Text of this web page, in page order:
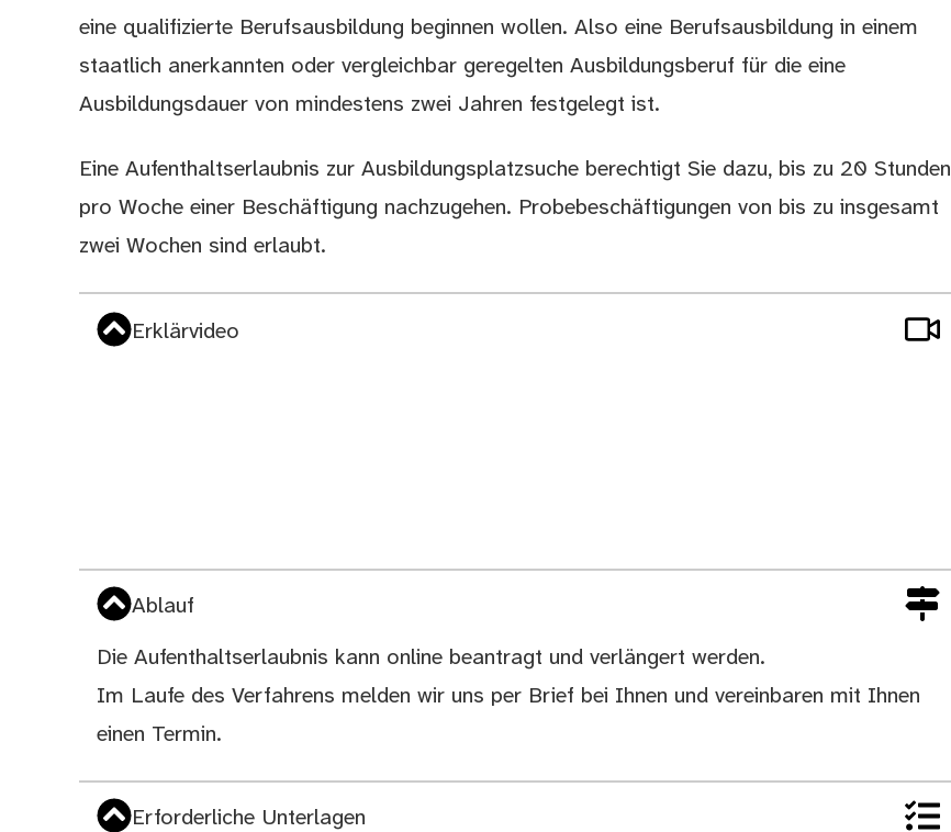
eine qualifizierte Berufsausbildung beginnen wollen. Also eine Berufsausbildung in einem
staatlich anerkannten oder vergleichbar geregelten Ausbildungsberuf für die eine
Ausbildungsdauer von mindestens zwei Jahren festgelegt ist.
Eine Aufenthaltserlaubnis zur Ausbildungsplatzsuche berechtigt Sie dazu, bis zu 20 Stunden
pro Woche einer Beschäftigung nachzugehen. Probebeschäftigungen von bis zu insgesamt
zwei Wochen sind erlaubt.
Erklärvideo
Ablauf
Die Aufenthaltserlaubnis kann online beantragt und verlängert werden.
Im Laufe des Verfahrens melden wir uns per Brief bei Ihnen und vereinbaren mit Ihnen
einen Termin.
Erforderliche Unterlagen